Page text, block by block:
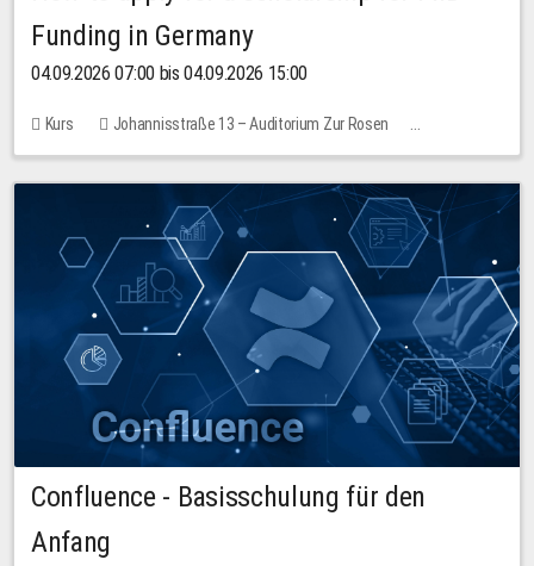
Funding in Germany
04.09.2026 07:00 bis 04.09.2026 15:00
Kurs
Johannisstraße 13 – Auditorium Zur Rosen
Keine freien Plätze
Confluence - Basisschulung für den
Anfang